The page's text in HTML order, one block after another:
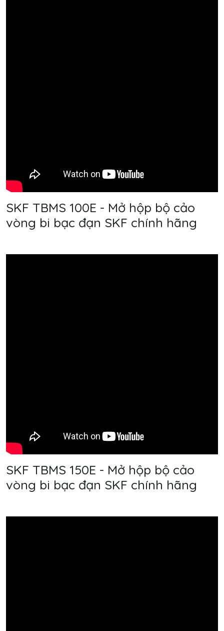
SKF TBMS 100E - Mở hộp bộ cảo
vòng bi bạc đạn SKF chính hãng
SKF TBMS 150E - Mở hộp bộ cảo
vòng bi bạc đạn SKF chính hãng